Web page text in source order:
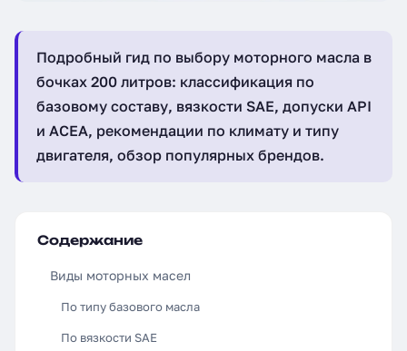
Подробный гид по выбору моторного масла в
бочках 200 литров: классификация по
базовому составу, вязкости SAE, допуски API
и ACEA, рекомендации по климату и типу
двигателя, обзор популярных брендов.
Содержание
Виды моторных масел
По типу базового масла
По вязкости SAE